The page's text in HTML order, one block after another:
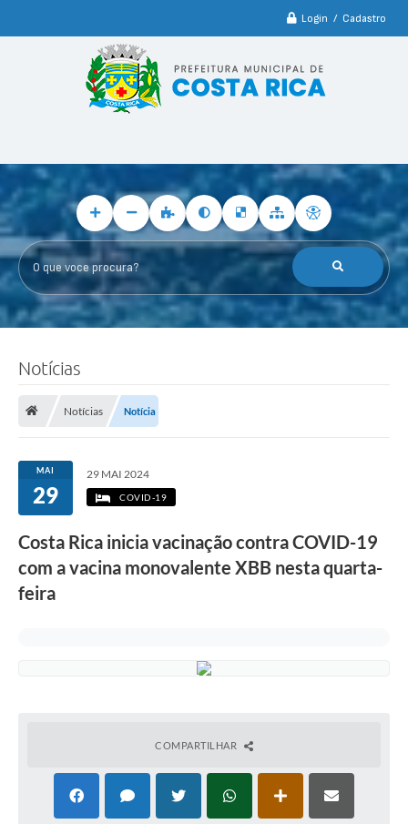
Login / Cadastro
O que voce procura?
Notícias
Notícias Notícia
MAI
29
29 MAI 2024
COVID-19
Costa Rica inicia vacinação contra COVID-19
com a vacina monovalente XBB nesta quarta-
feira
COMPARTILHAR